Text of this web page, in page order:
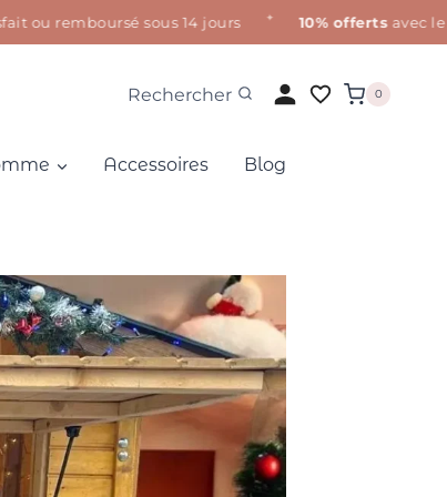
remboursé sous 14 jours 10% offertsavec le
Rechercher 0
Accessoires Blog